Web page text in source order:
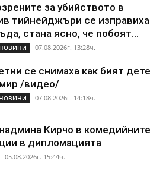
за убийството в
тийнейджъри се изправиха
стана ясно, че побоят...
07.08.2026г. 13:28ч.
се снимаха как бият дете
/видео/
07.08.2026г. 14:18ч.
Кирчо в комедийните
в дипломацията
05.08.2026г. 15:44ч.